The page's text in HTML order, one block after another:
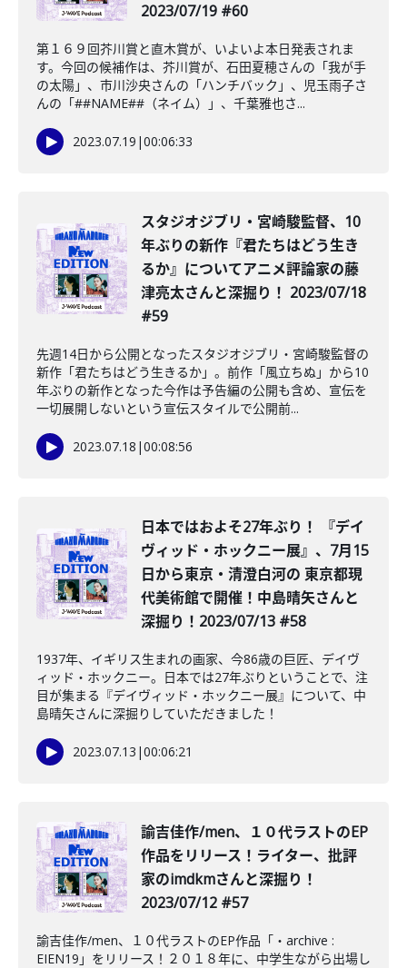
2023/07/19 #60
第１６９回芥川賞と直木賞が、いよいよ本日発表されま
す。今回の候補作は、芥川賞が、石田夏穂さんの「我が手
の太陽」、市川沙央さんの「ハンチバック」、児玉雨子さ
んの「##NAME##（ネイム）」、千葉雅也さ...
2023.07.19 |00:06:33
️スタジオジブリ・宮崎駿監督、10
年ぶりの新作『君たちはどう生き
るか』についてアニメ評論家の藤
津亮太さんと深掘り！ 2023/07/18
#59
先週14日から公開となったスタジオジブリ・宮崎駿監督の
新作「君たちはどう生きるか」。前作「風立ちぬ」から10
年ぶりの新作となった今作は予告編の公開も含め、宣伝を
一切展開しないという宣伝スタイルで公開前...
2023.07.18 |00:08:56
日本ではおよそ27年ぶり！ 『デイ
ヴィッド・ホックニー展』、7月15
日から東京・清澄白河の 東京都現
代美術館で開催！中島晴矢さんと
深掘り！2023/07/13 #58
1937年、イギリス生まれの画家、今86歳の巨匠、デイヴ
ィッド・ホックニー。日本では27年ぶりということで、注
目が集まる『デイヴィッド・ホックニー展』について、中
島晴矢さんに深掘りしていただきました！
2023.07.13 |00:06:21
諭吉佳作/men、１０代ラストのEP
作品をリリース！ライター、批評
家のimdkmさんと深掘り！
2023/07/12 #57
諭吉佳作/men、１０代ラストのEP作品「・archive :
EIEN19」をリリース！２０１８年に、中学生ながら出場し